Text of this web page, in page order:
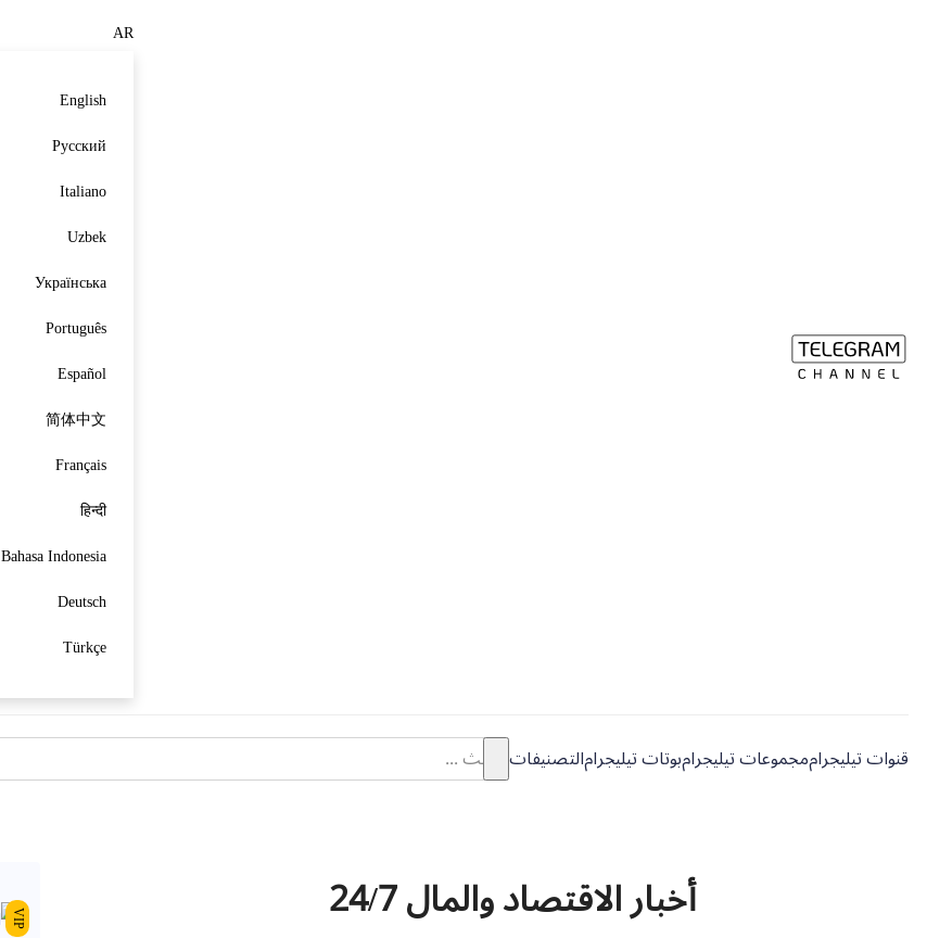
AR
English
Русский
Italiano
Uzbek
Українська
Português
Español
简体中文
Français
हिन्दी
Bahasa Indonesia
Deutsch
Türkçe
قنوات تيليجراممجموعات تيليجرامبوتات تيليجرامالتصنيفات
أخبار الاقتصاد والمال 24/7 VIP